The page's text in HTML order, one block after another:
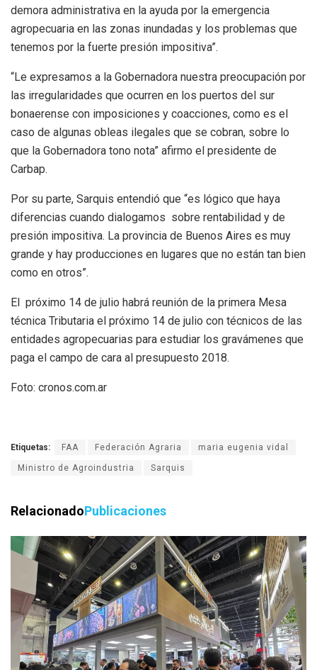
demora administrativa en la ayuda por la emergencia
agropecuaria en las zonas inundadas y los problemas que
tenemos por la fuerte presión impositiva”.
“Le expresamos a la Gobernadora nuestra preocupación por
las irregularidades que ocurren en los puertos del sur
bonaerense con imposiciones y coacciones, como es el
caso de algunas obleas ilegales que se cobran, sobre lo
que la Gobernadora tono nota” afirmo el presidente de
Carbap.
Por su parte, Sarquis entendió que “es lógico que haya
diferencias cuando dialogamos sobre rentabilidad y de
presión impositiva. La provincia de Buenos Aires es muy
grande y hay producciones en lugares que no están tan bien
como en otros”.
El próximo 14 de julio habrá reunión de la primera Mesa
técnica Tributaria el próximo 14 de julio con técnicos de las
entidades agropecuarias para estudiar los gravámenes que
paga el campo de cara al presupuesto 2018.
Foto: cronos.com.ar
Etiquetas: FAA Federación Agraria maria eugenia vidal
Ministro de Agroindustria Sarquis
RelacionadoPublicaciones